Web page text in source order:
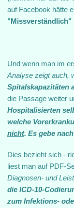
auf Facebook hätte
"Missverständlich"
Und wenn man im
Analyse zeigt auch,
Spitalskapazitäten
die Passage weiter
Hospitalisierten
welche
nicht. Es gebe
Dies bezieht sich -
liest man auf PDF-
Diagnosen‐ und
die
zum Infektions‐